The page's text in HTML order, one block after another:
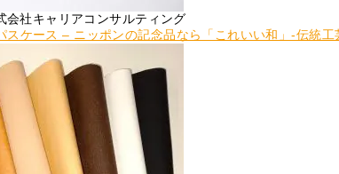
社キャリアコンサルティング
ケース – ニッポンの記念品なら「これいい和」-伝統